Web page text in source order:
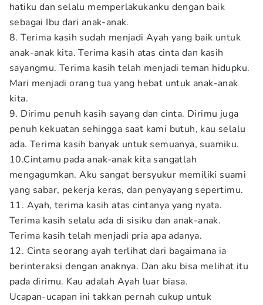
hatiku dan selalu memperlakukanku dengan baik
sebagai Ibu dari anak-anak.
8. Terima kasih sudah menjadi Ayah yang baik untuk
anak-anak kita. Terima kasih atas cinta dan kasih
sayangmu. Terima kasih telah menjadi teman hidupku.
Mari menjadi orang tua yang hebat untuk anak-anak
kita.
9. Dirimu penuh kasih sayang dan cinta. Dirimu juga
penuh kekuatan sehingga saat kami butuh, kau selalu
ada. Terima kasih banyak untuk semuanya, suamiku.
10.Cintamu pada anak-anak kita sangatlah
mengagumkan. Aku sangat bersyukur memiliki suami
yang sabar, pekerja keras, dan penyayang sepertimu.
11. Ayah, terima kasih atas cintanya yang nyata.
Terima kasih selalu ada di sisiku dan anak-anak.
Terima kasih telah menjadi pria apa adanya.
12. Cinta seorang ayah terlihat dari bagaimana ia
berinteraksi dengan anaknya. Dan aku bisa melihat itu
pada dirimu. Kau adalah Ayah luar biasa.
Ucapan-ucapan ini takkan pernah cukup untuk